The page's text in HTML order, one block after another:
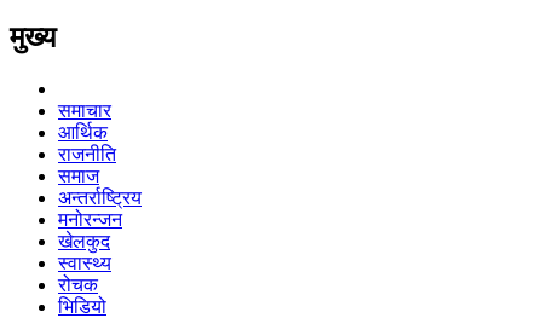
मुख्य
समाचार
आर्थिक
राजनीति
समाज
अन्तर्राष्ट्रिय
मनोरन्जन
खेलकुद
स्वास्थ्य
रोचक
भिडियो